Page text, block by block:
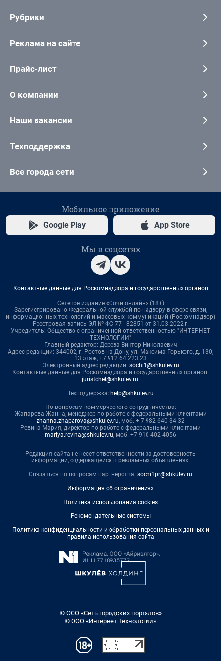
Рубрики
Реклама на сайте
Прайс-лист
О компании
Наши вакансии
Техподдержка
Все города сети
Мобильное приложение
Google Play App Store
Мы в соцсетях
Контактные данные для Роскомнадзора и государственных органов
Сетевое издание «Сочи онлайн» (18+)
Зарегистрировано Федеральной службой по надзору в сфере связи,
информационных технологий и массовых коммуникаций (Роскомнадзор)
Реестровая запись ЭЛ № ФС 77 - 82851 от 31.03.2022 г.
Учредитель: Общество с ограниченной ответственностью "ИНТЕРНЕТ
ТЕХНОЛОГИИ"
Главный редактор: Дереза Виктор Николаевич
Адрес редакции: 344002, г. Ростов-на-Дону, ул. Максима Горького, д. 130,
13 этаж, +7 912 64 223 23
Электронный адрес редакции: sochi1@shkulev.ru
Контактные данные для Роскомнадзора и государственных органов:
juristchel@shkulev.ru.
Техподдержка: help@shkulev.ru
По вопросам коммерческого сотрудничества:
Жапарова Жанна, менеджер по работе с федеральными клиентами
zhanna.zhaparova@shkulev.ru, моб. + 7 982 640 34 32
Ревина Мария, директор по работе с федеральными клиентами
mariya.revina@shkulev.ru, моб. +7 910 402 4056
Редакция сайта не несет ответственности за достоверность
информации, содержащейся в рекламных объявлениях.
Связаться по вопросам партнёрства: sochi1pr@shkulev.ru
Информация об ограничениях
Политика использования cookies
Рекомендательные системы
Политика конфиденциальности и обработки персональных данных и
правила использования сайта
© ООО «Сеть городских порталов»
© ООО «Интернет Технологии»